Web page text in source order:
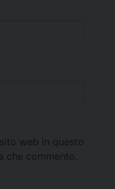
web in questo
che commento.